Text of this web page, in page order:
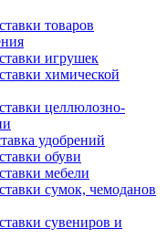
товаров
игрушек
химической
целлюлозно-
удобрений
обуви
мебели
сумок, чемоданов
сувениров и